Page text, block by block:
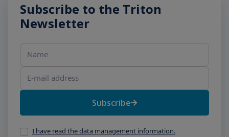
Subscribe to the Triton
Newsletter
Name
E-mail address
Subscribe
I have read the data management information.